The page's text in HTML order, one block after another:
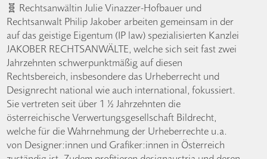
🧬 Rechtsanwältin Julie Vinazzer-Hofbauer und
Rechtsanwalt Philip Jakober arbeiten gemeinsam in der
auf das geistige Eigentum (IP law) spezialisierten Kanzlei
JAKOBER RECHTSANWÄLTE, welche sich seit fast zwei
Jahrzehnten schwerpunktmäßig auf diesen
Rechtsbereich, insbesondere das Urheberrecht und
Designrecht national wie auch international, fokussiert.
Sie vertreten seit über 1 ½ Jahrzehnten die
österreichische Verwertungsgesellschaft Bildrecht,
welche für die Wahrnehmung der Urheberrechte u.a.
von Designer:innen und Grafiker:innen in Österreich